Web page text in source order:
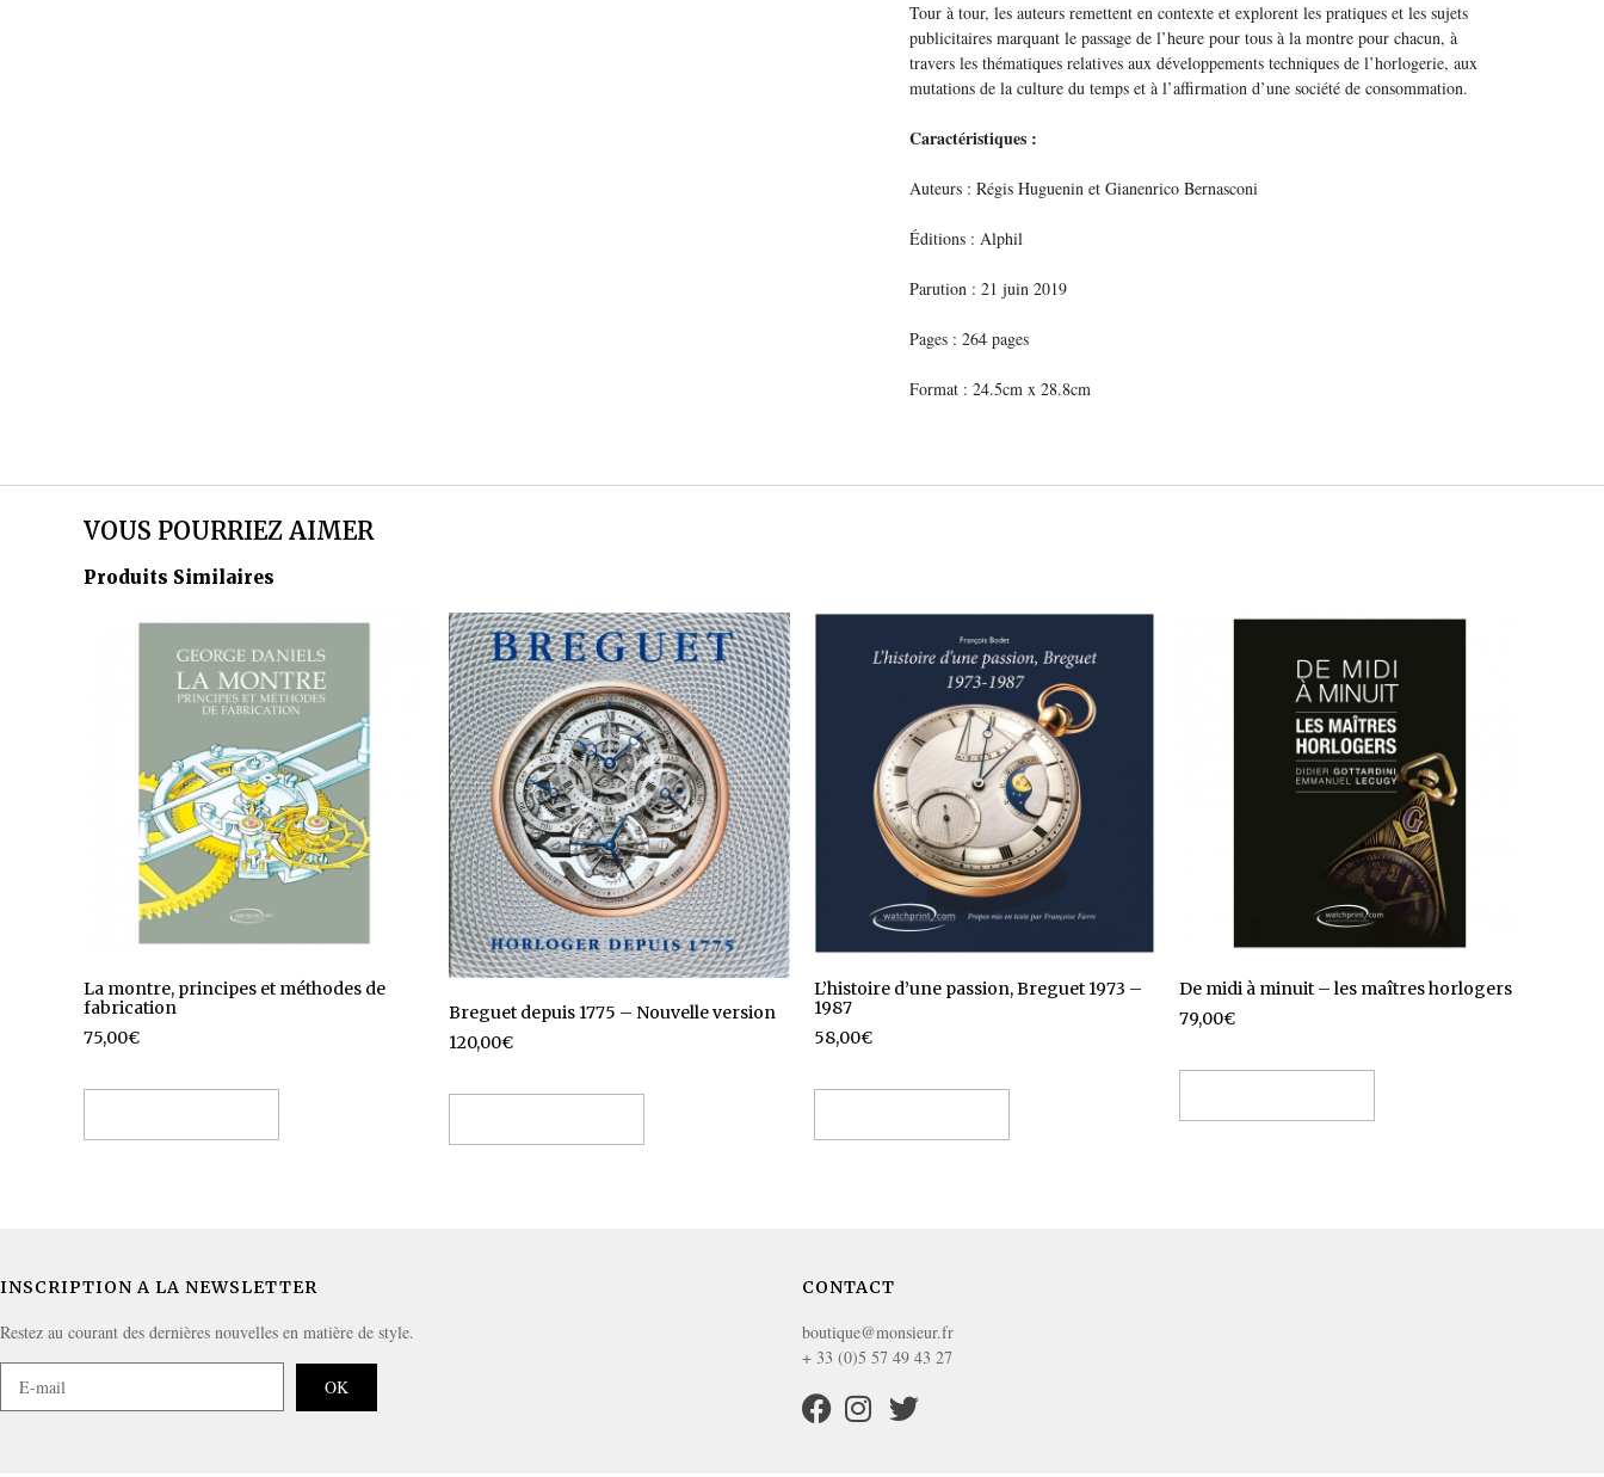
Tour à tour, les auteurs remettent en contexte et explorent les pratiques et les sujets
publicitaires marquant le passage de l’heure pour tous à la montre pour chacun, à
travers les thématiques relatives aux développements techniques de l’horlogerie, aux
mutations de la culture du temps et à l’affirmation d’une société de consommation.
Caractéristiques :
Auteurs : Régis Huguenin et Gianenrico Bernasconi
Éditions : Alphil
Parution : 21 juin 2019
Pages : 264 pages
Format : 24.5cm x 28.8cm
VOUS POURRIEZ AIMER
Produits Similaires
La montre, principes et méthodes de
fabrication
75,00€
Breguet depuis 1775 – Nouvelle version
120,00€
L’histoire d’une passion, Breguet 1973 –
1987
58,00€
De midi à minuit – les maîtres horlogers
79,00€
INSCRIPTION A LA NEWSLETTER
Restez au courant des dernières nouvelles en matière de style.
OK
CONTACT
boutique@monsieur.fr
+ 33 (0)5 57 49 43 27